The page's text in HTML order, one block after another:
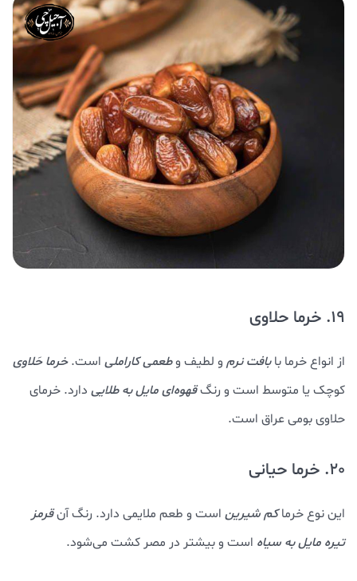
19. خرما حلاوی
از انواع خرما بابافت نرم و لطیف وطعمی کاراملی است.خرما حَلاوی
کوچک یا متوسط است و رنگقهوه‌ای مایل به طلایی دارد. خرمای
حلاوی بومی عراق است.
20. خرما حیانی
این نوع خرماکم شیرین است و طعم ملایمی دارد. رنگ آنقرمز
تیره مایل به سیاه است و بیشتر در مصر کشت می‌شود.